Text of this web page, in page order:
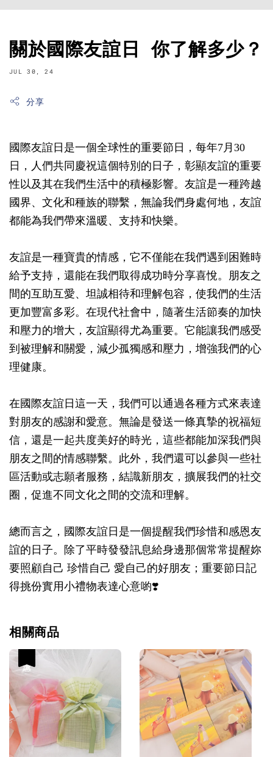
關於國際友誼日 你了解多少？
JUL 30, 24
分享
國際友誼日是一個全球性的重要節日，每年7月30
日，人們共同慶祝這個特別的日子，彰顯友誼的重要
性以及其在我們生活中的積極影響。友誼是一種跨越
國界、文化和種族的聯繫，無論我們身處何地，友誼
都能為我們帶來溫暖、支持和快樂。
友誼是一種寶貴的情感，它不僅能在我們遇到困難時
給予支持，還能在我們取得成功時分享喜悅。朋友之
間的互助互愛、坦誠相待和理解包容，使我們的生活
更加豐富多彩。在現代社會中，隨著生活節奏的加快
和壓力的增大，友誼顯得尤為重要。它能讓我們感受
到被理解和關愛，減少孤獨感和壓力，增強我們的心
理健康。
在國際友誼日這一天，我們可以通過各種方式來表達
對朋友的感謝和愛意。無論是發送一條真摯的祝福短
信，還是一起共度美好的時光，這些都能加深我們與
朋友之間的情感聯繫。此外，我們還可以參與一些社
區活動或志願者服務，結識新朋友，擴展我們的社交
圈，促進不同文化之間的交流和理解。
總而言之，國際友誼日是一個提醒我們珍惜和感恩友
誼的日子。除了平時發發訊息給身邊那個常常提醒妳
要照顧自己 珍惜自己 愛自己的好朋友；重要節日記
得挑份實用小禮物表達心意喲❣️
相關商品